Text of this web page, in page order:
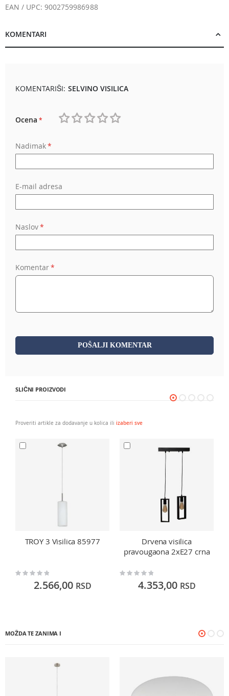
EAN / UPC: 9002759986988
KOMENTARI
KOMENTARIŠI: SELVINO VISILICA
Ocena
Nadimak
E-mail adresa
Naslov
Komentar
POŠALJI KOMENTAR
SLIČNI PROIZVODI
Proveriti artikle za dodavanje u kolica ili izaberi sve
TROY 3 Visilica 85977
Rating:
2.566,00 RSD
Drvena visilica
pravougaona 2xE27 crna
Rating:
4.353,00 RSD
MOŽDA TE ZANIMA I